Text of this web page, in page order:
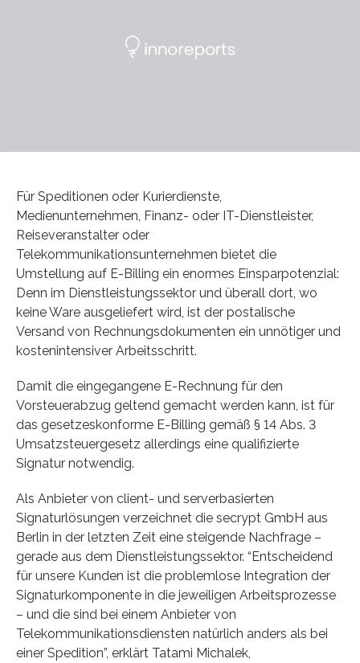
Für Speditionen oder Kurierdienste,
Medienunternehmen, Finanz- oder IT-Dienstleister,
Reiseveranstalter oder
Telekommunikationsunternehmen bietet die
Umstellung auf E-Billing ein enormes Einsparpotenzial:
Denn im Dienstleistungssektor und überall dort, wo
keine Ware ausgeliefert wird, ist der postalische
Versand von Rechnungsdokumenten ein unnötiger und
kostenintensiver Arbeitsschritt.
Damit die eingegangene E-Rechnung für den
Vorsteuerabzug geltend gemacht werden kann, ist für
das gesetzeskonforme E-Billing gemäß § 14 Abs. 3
Umsatzsteuergesetz allerdings eine qualifizierte
Signatur notwendig.
Als Anbieter von client- und serverbasierten
Signaturlösungen verzeichnet die secrypt GmbH aus
Berlin in der letzten Zeit eine steigende Nachfrage –
gerade aus dem Dienstleistungssektor. “Entscheidend
für unsere Kunden ist die problemlose Integration der
Signaturkomponente in die jeweiligen Arbeitsprozesse
– und die sind bei einem Anbieter von
Telekommunikationsdiensten natürlich anders als bei
einer Spedition”, erklärt Tatami Michalek,